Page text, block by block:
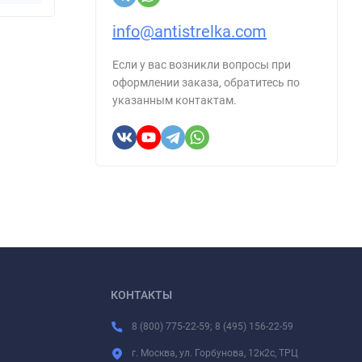
info@antistrelka.com
Если у вас возникли вопросы при
оформлении заказа, обратитесь по
указанным контактам.
КОНТАКТЫ
8 (800) 775-22-59; 8 (495) 156-22-59
г. Москва, ул. Горбунова, 12к2с, ТРЦ